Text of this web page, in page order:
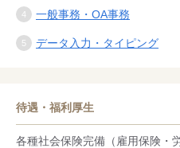
一般事務・OA事務
データ入力・タイピング
待遇・福利厚生
各種社会保険完備（雇用保険・